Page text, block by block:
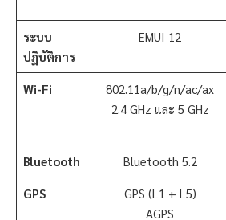
ระบบ
ปฏิบัติการ
EMUI 12
Wi-Fi
802.11a/b/g/n/ac/ax
2.4 GHz และ 5 GHz
Bluetooth Bluetooth 5.2
GPS
GPS (L1 + L5)
AGPS